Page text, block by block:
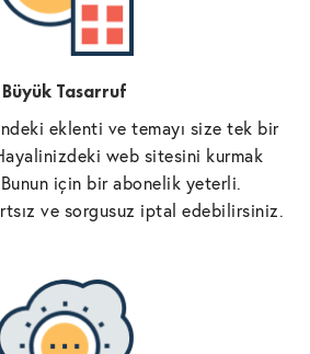
Büyük Tasarruf
eklenti ve temayı size tek bir
web sitesini kurmak
için bir abonelik yeterli.
ve sorgusuz iptal edebilirsiniz.